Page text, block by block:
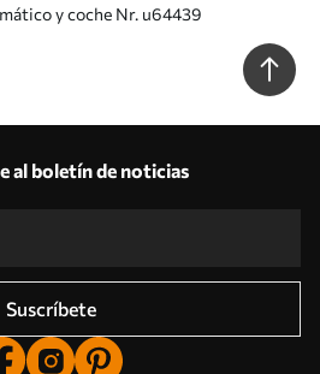
y coche Nr. u64439
al boletín de noticias
Suscríbete